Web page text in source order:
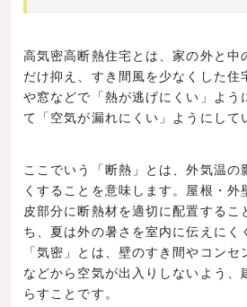
高気密高断熱住宅とは、家の外と中
だけ抑え、すき間風を少なくした住
や窓などで「熱が逃げにくい」よう
て「空気が漏れにくい」ようにして
ここでいう「断熱」とは、外気温の
くすることを意味します。屋根・
皮部分に断熱材を適切に配置するこ
ち、夏は外の暑さを室内に伝えにく
「気密」とは、壁のすき間やコン
などから空気が出入りしないよう、
らすことです。